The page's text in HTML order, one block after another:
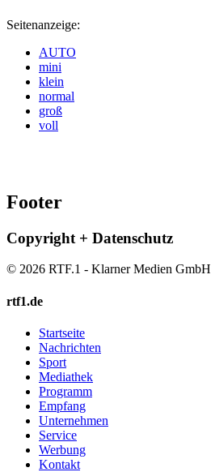
Seitenanzeige:
AUTO
mini
klein
normal
groß
voll
Footer
Copyright + Datenschutz
© 2026 RTF.1 - Klarner Medien GmbH
rtf1.de
Startseite
Nachrichten
Sport
Mediathek
Programm
Empfang
Unternehmen
Service
Werbung
Kontakt